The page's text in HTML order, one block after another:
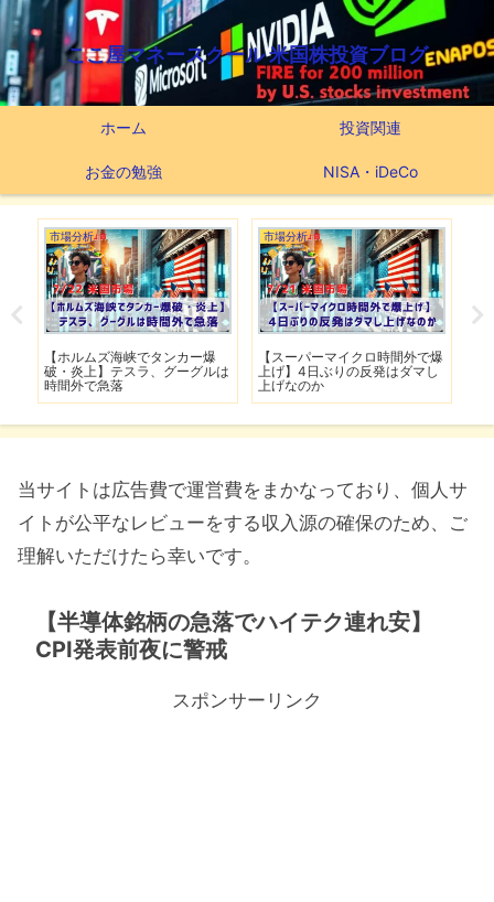
ここ屋マネースクール 米国株投資ブログ
ホーム 投資関連
お金の勉強 NISA・iDeCo
市場分析
【スーパーマイクロ時間外で爆
上げ】4日ぶりの反発はダマし
上げなのか
つみたてNISA
【新NISAの投資先はこれだ】
つみたてNISA63ヶ月間の運用
実績
当サイトは広告費で運営費をまかなっており、個人サ
イトが公平なレビューをする収入源の確保のため、ご
理解いただけたら幸いです。
【半導体銘柄の急落でハイテク連れ安】
CPI発表前夜に警戒
スポンサーリンク